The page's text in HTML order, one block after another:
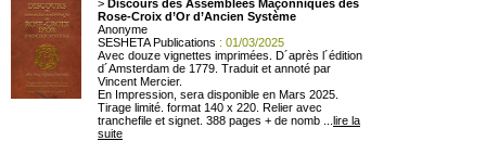
> Discours des Assemblées Maçonniques des
Rose-Croix d’Or d’Ancien Système
Anonyme
SESHETA Publications : 01/03/2025
Avec douze vignettes imprimées. D´après l´édition
d´Amsterdam de 1779. Traduit et annoté par
Vincent Mercier.
En Impression, sera disponible en Mars 2025.
Tirage limité. format 140 x 220. Relier avec
tranchefile et signet. 388 pages + de nomb ... lire la
suite